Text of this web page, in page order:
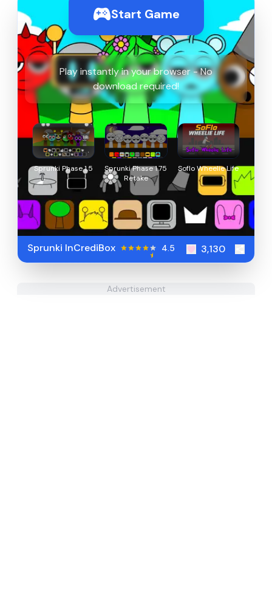
Start Game
Play instantly in your browser - No
download required!
Sprunki Phase 1.5
Sprunki Phase 1.75
Retake
Soflo Wheelie Life
Sprunki InCrediBox 4.5 3,130
Advertisement